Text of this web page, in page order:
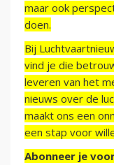
maar ook
doen.
Bij
vind je die
leveren van het
nieuws over de
maakt ons een
een stap voor
Abonneer je